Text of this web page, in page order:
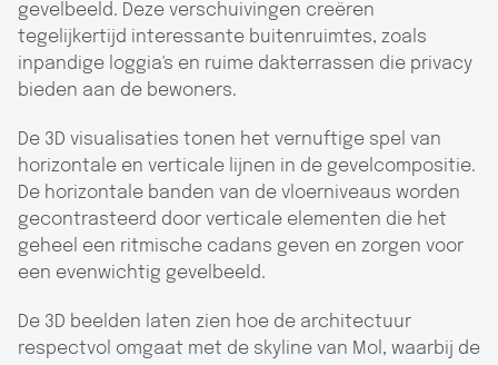
gevelbeeld. Deze verschuivingen creëren
tegelijkertijd interessante buitenruimtes, zoals
inpandige loggia's en ruime dakterrassen die privacy
bieden aan de bewoners.
De 3D visualisaties tonen het vernuftige spel van
horizontale en verticale lijnen in de gevelcompositie.
De horizontale banden van de vloerniveaus worden
gecontrasteerd door verticale elementen die het
geheel een ritmische cadans geven en zorgen voor
een evenwichtig gevelbeeld.
De 3D beelden laten zien hoe de architectuur
respectvol omgaat met de skyline van Mol, waarbij de